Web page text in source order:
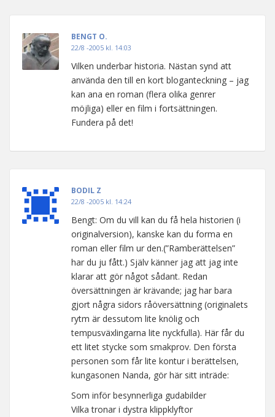
BENGT O.
22/8 -2005 kl. 14:03
Vilken underbar historia. Nästan synd att
använda den till en kort bloganteckning – jag
kan ana en roman (flera olika genrer
möjliga) eller en film i fortsättningen.
Fundera på det!
BODIL Z
22/8 -2005 kl. 14:24
Bengt: Om du vill kan du få hela historien (i
originalversion), kanske kan du forma en
roman eller film ur den.(”Ramberättelsen”
har du ju fått.) Själv känner jag att jag inte
klarar att gör något sådant. Redan
översättningen är krävande; jag har bara
gjort några sidors råöversättning (originalets
rytm är dessutom lite knölig och
tempusväxlingarna lite nyckfulla). Här får du
ett litet stycke som smakprov. Den första
personen som får lite kontur i berättelsen,
kungasonen Nanda, gör här sitt inträde:
Som inför besynnerliga gudabilder
Vilka tronar i dystra klippklyftor